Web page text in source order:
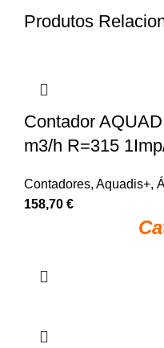
Produtos
Contador
m3/h R=315
Contadores, Aquadis+,
158,70 €